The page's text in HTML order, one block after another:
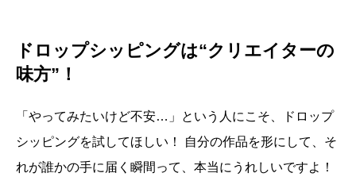
ドロップシッピングは“クリエイターの
味方”！
「やってみたいけど不安…」という人にこそ、ドロップ
シッピングを試してほしい！ 自分の作品を形にして、そ
れが誰かの手に届く瞬間って、本当にうれしいですよ！